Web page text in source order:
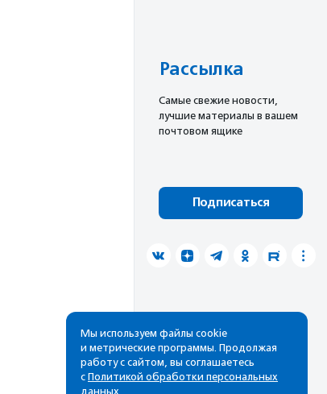
Рассылка
Cамые свежие новости,
лучшие материалы в вашем
почтовом ящике
Подписаться
Мы используем файлы cookie
и метрические программы. Продолжая
работу с сайтом, вы соглашаетесь
с Политикой обработки персональных
данных